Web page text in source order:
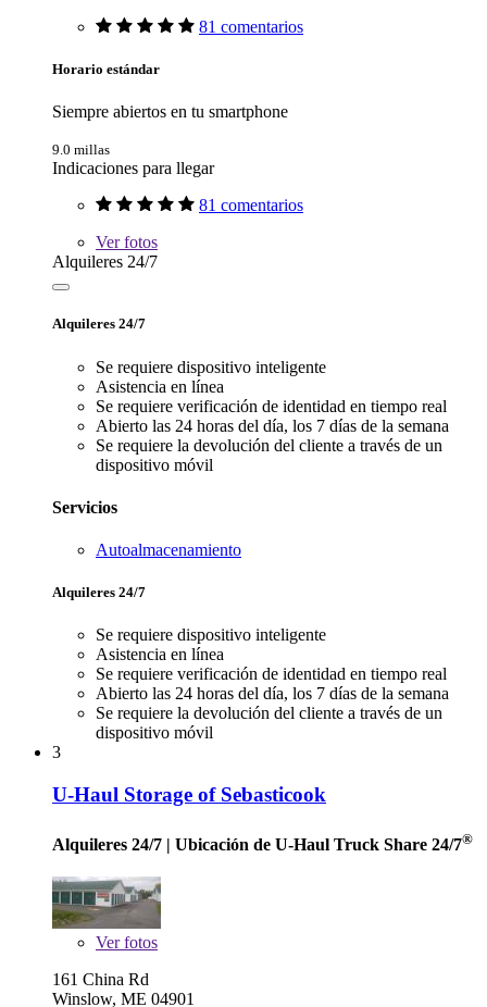
81 comentarios
Horario estándar
Siempre abiertos en tu smartphone
9.0 millas
Indicaciones para llegar
81 comentarios
Verfotos
Alquileres 24/7
Alquileres 24/7
Se requiere dispositivo inteligente
Asistencia en línea
Se requiere verificación de identidad en tiempo real
Abierto las 24 horas del día, los 7 días de la semana
Se requiere la devolución del cliente a través de un
dispositivo móvil
Servicios
Autoalmacenamiento
Alquileres 24/7
Se requiere dispositivo inteligente
Asistencia en línea
Se requiere verificación de identidad en tiempo real
Abierto las 24 horas del día, los 7 días de la semana
Se requiere la devolución del cliente a través de un
dispositivo móvil
3
U-Haul Storage of Sebasticook
Alquileres 24/7 | Ubicación de U-Haul Truck Share 24/7®
Verfotos
161 China Rd
Winslow, ME 04901